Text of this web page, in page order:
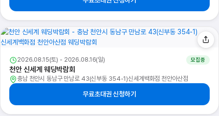
2026.08.15(토) - 2026.08.16(일) 모집중
천안 신세계 웨딩박람회
충남 천안시 동남구 만남로 43(신부동 354-1)신세계백화점 천안아산점
무료초대권 신청하기